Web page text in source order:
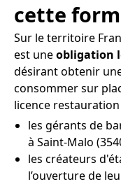
cette
Sur le territoire
est uneobligation
désirant obtenir
consommer sur
licence
les gérants de
à Saint-Malo
les créateurs
l’ouverture de